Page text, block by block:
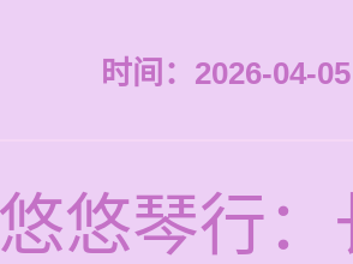
时间：2026-04-
悠琴行